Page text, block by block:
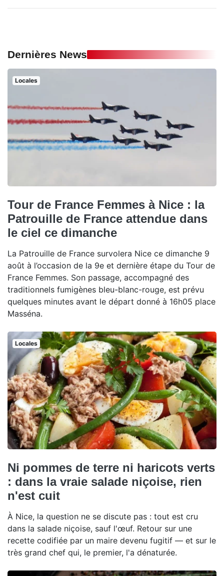
Dernières News
Locales
Tour de France Femmes à Nice : la
Patrouille de France attendue dans
le ciel ce dimanche
La Patrouille de France survolera Nice ce dimanche 9
août à l’occasion de la 9e et dernière étape du Tour de
France Femmes. Son passage, accompagné des
traditionnels fumigènes bleu-blanc-rouge, est prévu
quelques minutes avant le départ donné à 16h05 place
Masséna.
Locales
Ni pommes de terre ni haricots verts
: dans la vraie salade niçoise, rien
n'est cuit
À Nice, la question ne se discute pas : tout est cru
dans la salade niçoise, sauf l'œuf. Retour sur une
recette codifiée par un maire devenu fugitif — et sur le
très grand chef qui, le premier, l'a dénaturée.